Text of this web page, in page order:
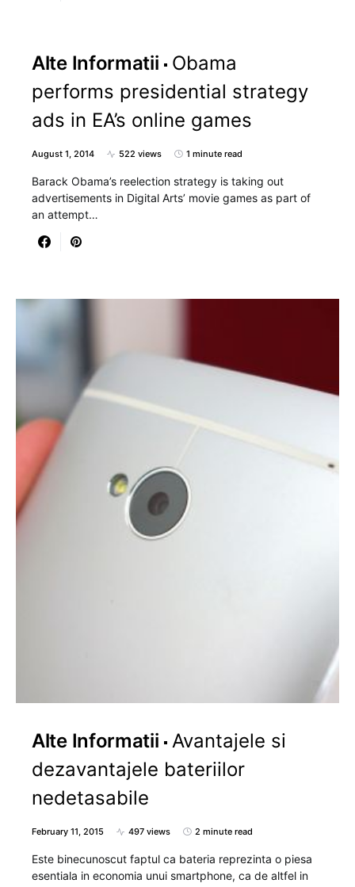
Alte Informatii
Obama
performs presidential strategy
ads in EA’s online games
August 1, 2014 522 views 1 minute read
Barack Obama’s reelection strategy is taking out
advertisements in Digital Arts’ movie games as part of
an attempt…
Alte Informatii Avantajele si
dezavantajele bateriilor
nedetasabile
February 11, 2015 497 views 2 minute read
Este binecunoscut faptul ca bateria reprezinta o piesa
esentiala in economia unui smartphone, ca de altfel in